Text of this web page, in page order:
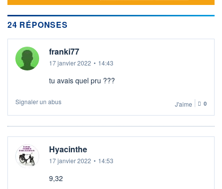
-
PROCHAIN
DIVIDENDE
ÉLIGIBILITÉ
SRD
Non éligible
Boursobank
+ ALERTE + LISTE
24 RÉPONSES
franki77
17 janvier 2022 • 14:43
tu avais quel pru ???
Signaler un abus J'aime 0
Hyacinthe
17 janvier 2022 • 14:53
9,32